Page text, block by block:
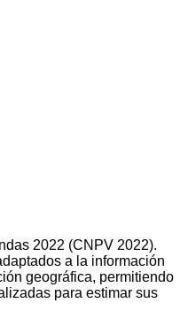
2022 (CNPV 2022).
a la información
geográfica, permitiendo
para estimar sus